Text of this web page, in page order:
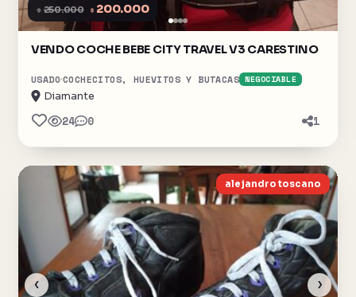
$ 250.000 $ 200.000
VENDO COCHE BEBE CITY TRAVEL V3 CARESTINO
USADO COCHECITOS, HUEVITOS Y BUTACAS NEGOCIABLE
Diamante
24 0 1
‹ ›
alejandro toscano